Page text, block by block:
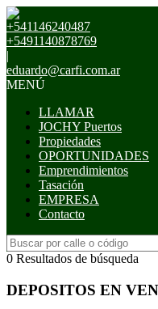
+541146240487
+5491140878769
|
eduardo@carfi.com.ar
MENÚ
LLAMAR
JOCHY Puertos
Propiedades
OPORTUNIDADES
Emprendimientos
Tasación
EMPRESA
Contacto
0 Resultados de búsqueda
DEPOSITOS EN